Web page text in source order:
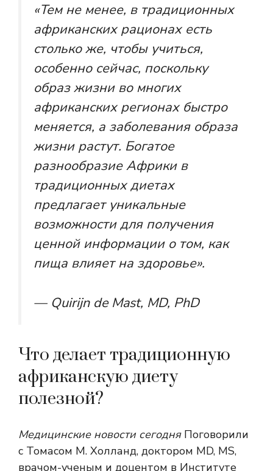
«Тем не менее, в традиционных
африканских рационах есть
столько же, чтобы учиться,
особенно сейчас, поскольку
образ жизни во многих
африканских регионах быстро
меняется, а заболевания образа
жизни растут. Богатое
разнообразие Африки в
традиционных диетах
предлагает уникальные
возможности для получения
ценной информации о том, как
пища влияет на здоровье».
— Quirijn de Mast, MD, PhD
Что делает традиционную
африканскую диету
полезной?
Медицинские новости сегодняПоговорили
с Томасом М. Холланд, доктором MD, MS,
врачом-ученым и доцентом в Институте